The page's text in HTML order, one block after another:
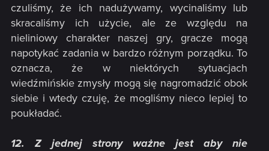
czuliśmy, że ich nadużywamy, wycinaliśmy lub
skracaliśmy ich użycie, ale ze względu na
nieliniowy charakter naszej gry, gracze mogą
napotykać zadania w bardzo różnym porządku. To
oznacza, że w niektórych sytuacjach
wiedźmińskie zmysły mogą się nagromadzić obok
siebie i wtedy czuję, że mogliśmy nieco lepiej to
poukładać.
12. Z jednej strony ważne jest aby nie